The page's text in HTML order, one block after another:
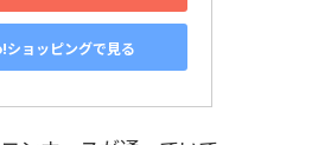
ョッピングで見る